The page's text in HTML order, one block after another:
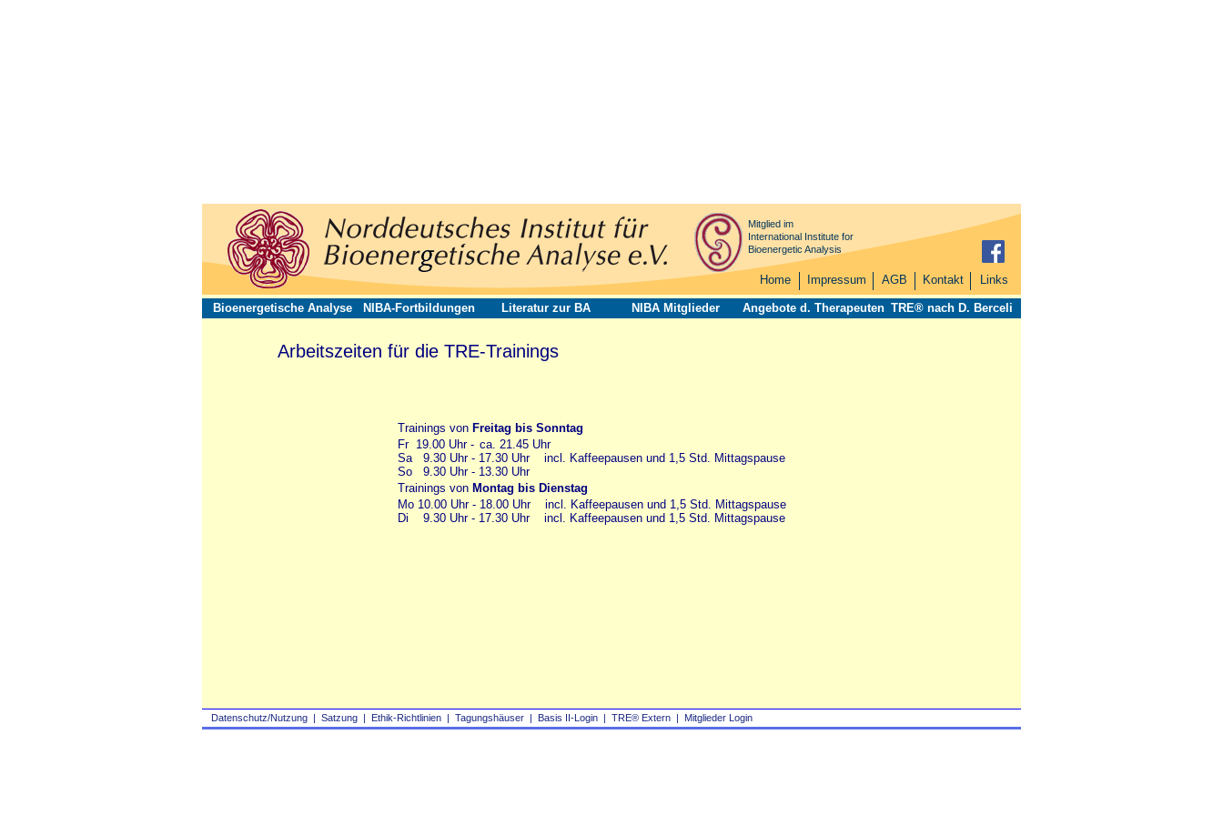
Datenschutz/Nutzung | Satzung | Ethik-Richtlinien | Tagungshäuser | Basis II‑Login | TRE® Extern | Mitglieder Login
Mitglied im
International Institute for
Bioenergetic Analysis
Home Impressum AGB Kontakt Links
Bioenergetische Analyse NIBA-Fortbildungen Literatur zur BA NIBA Mitglieder Angebote d. Therapeuten TRE® nach D. Berceli
Arbeitszeiten für die TRE-Trainings
Trainings von Freitag bis Sonntag
Fr 19.00 Uhr - ca. 21.45 Uhr
Sa 9.30 Uhr - 17.30 Uhr incl. Kaffeepausen und 1,5 Std. Mittagspause
So 9.30 Uhr - 13.30 Uhr
Trainings von Montag bis Dienstag
Mo 10.00 Uhr - 18.00 Uhr incl. Kaffeepausen und 1,5 Std. Mittagspause
Di 9.30 Uhr - 17.30 Uhr incl. Kaffeepausen und 1,5 Std. Mittagspause